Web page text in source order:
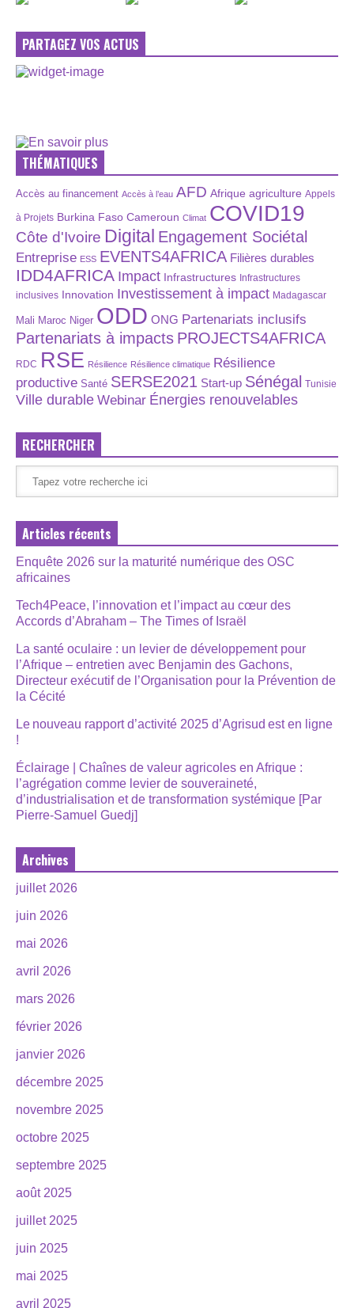
PARTAGEZ VOS ACTUS
THÉMATIQUES
Accès au financement Accès à l’eau AFD Afrique agriculture Appels
à Projets Burkina Faso Cameroun Climat COVID19
Côte d'Ivoire Digital Engagement Sociétal
Entreprise ESS EVENTS4AFRICA Filières durables
IDD4AFRICA Impact Infrastructures Infrastructures
inclusives Innovation Investissement à impact Madagascar
Mali Maroc Niger ODD ONG Partenariats inclusifs
Partenariats à impacts PROJECTS4AFRICA
RDC RSE Résilience Résilience climatique Résilience
productive Santé SERSE2021 Start-up Sénégal Tunisie
Ville durable Webinar Énergies renouvelables
RECHERCHER
Articles récents
Enquête 2026 sur la maturité numérique des OSC
africaines
Tech4Peace, l’innovation et l’impact au cœur des
Accords d’Abraham – The Times of Israël
La santé oculaire : un levier de développement pour
l’Afrique – entretien avec Benjamin des Gachons,
Directeur exécutif de l’Organisation pour la Prévention de
la Cécité
Le nouveau rapport d’activité 2025 d’Agrisud est en ligne
!
Éclairage | Chaînes de valeur agricoles en Afrique :
l’agrégation comme levier de souveraineté,
d’industrialisation et de transformation systémique [Par
Pierre-Samuel Guedj]
Archives
juillet 2026
juin 2026
mai 2026
avril 2026
mars 2026
février 2026
janvier 2026
décembre 2025
novembre 2025
octobre 2025
septembre 2025
août 2025
juillet 2025
juin 2025
mai 2025
avril 2025